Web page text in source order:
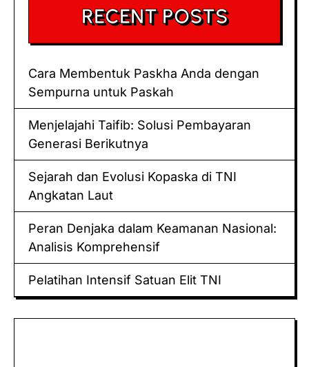
RECENT POSTS
Cara Membentuk Paskha Anda dengan
Sempurna untuk Paskah
Menjelajahi Taifib: Solusi Pembayaran
Generasi Berikutnya
Sejarah dan Evolusi Kopaska di TNI
Angkatan Laut
Peran Denjaka dalam Keamanan Nasional:
Analisis Komprehensif
Pelatihan Intensif Satuan Elit TNI